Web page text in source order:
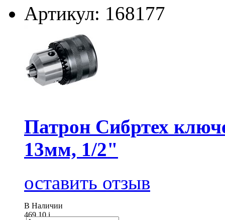
Артикул: 168177
Патрон Сибртех
13мм, 1/2"
оставить отзыв
В Наличии
469.10i